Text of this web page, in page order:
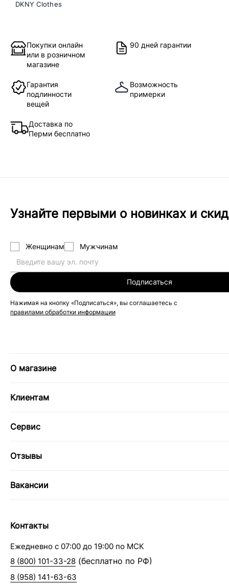
DKNY Clothes
Покупки онлайн
или в розничном
магазине
90 дней гарантии
Гарантия
подлинности
вещей
Возможность
примерки
Доставка по
Перми бесплатно
Узнайте первыми о новинках и
Женщинам Мужчинам
Подписаться
Нажимая на кнопку «Подписаться», вы соглашаетесь с
правилами обработки информации
О магазине
Клиентам
Сервис
Отзывы
Вакансии
Контакты
Ежедневно с 07:00 до 19:00 по МСК
8 (800) 101-33-28 (бесплатно по РФ)
8 (958) 141-63-63